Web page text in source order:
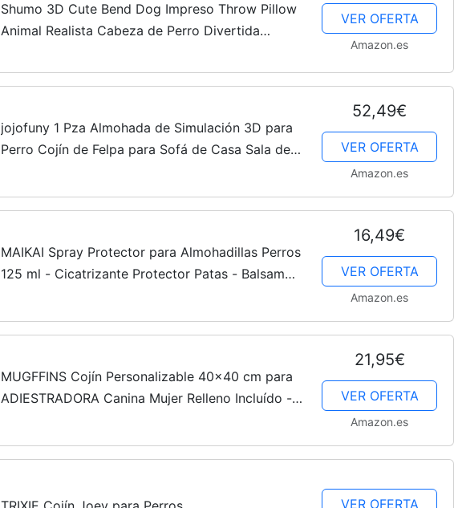
Shumo 3D Cute Bend Dog Impreso Throw Pillow
Animal Realista Cabeza de Perro Divertida
el Hogar
VER OFERTA
Amazon.es
jojofuny 1 Pza Almohada de Simulación 3D para
Perro Cojín de Felpa para Sofá de Casa Sala de
52,49€
VER OFERTA
Amazon.es
MAIKAI Spray Protector para Almohadillas Perros
125 ml - Cicatrizante Protector Patas - Balsamo
16,49€
VER OFERTA
Amazon.es
MUGFFINS Cojín Personalizable 40x40 cm para
ADIESTRADORA Canina Mujer Relleno Incluído -
21,95€
VER OFERTA
Amazon.es
VER OFERTA